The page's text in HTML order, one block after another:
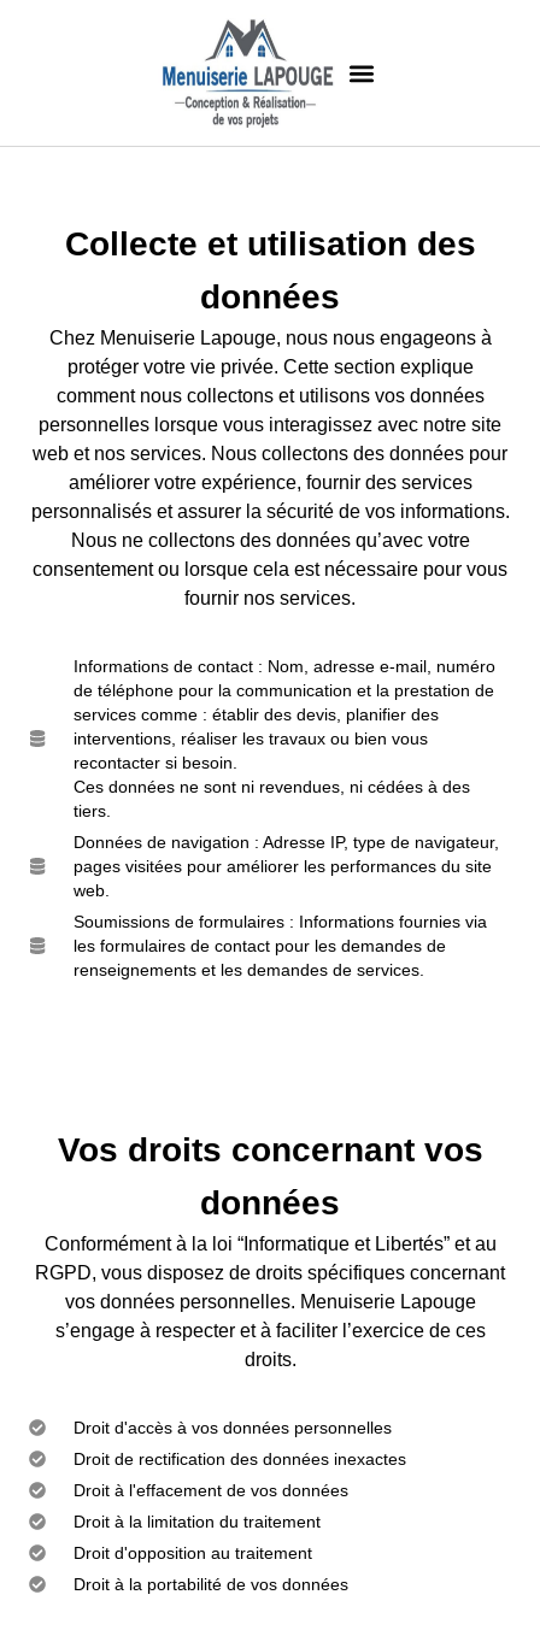
Collecte et utilisation des
données
Chez Menuiserie Lapouge, nous nous engageons à
protéger votre vie privée. Cette section explique
comment nous collectons et utilisons vos données
personnelles lorsque vous interagissez avec notre site
web et nos services. Nous collectons des données pour
améliorer votre expérience, fournir des services
personnalisés et assurer la sécurité de vos informations.
Nous ne collectons des données qu’avec votre
consentement ou lorsque cela est nécessaire pour vous
fournir nos services.
Informations de contact : Nom, adresse e-mail, numéro
de téléphone pour la communication et la prestation de
services comme : établir des devis, planifier des
interventions, réaliser les travaux ou bien vous
recontacter si besoin.
Ces données ne sont ni revendues, ni cédées à des
tiers.
Données de navigation : Adresse IP, type de navigateur,
pages visitées pour améliorer les performances du site
web.
Soumissions de formulaires : Informations fournies via
les formulaires de contact pour les demandes de
renseignements et les demandes de services.
Vos droits concernant vos
données
Conformément à la loi “Informatique et Libertés” et au
RGPD, vous disposez de droits spécifiques concernant
vos données personnelles. Menuiserie Lapouge
s’engage à respecter et à faciliter l’exercice de ces
droits.
Droit d'accès à vos données personnelles
Droit de rectification des données inexactes
Droit à l'effacement de vos données
Droit à la limitation du traitement
Droit d'opposition au traitement
Droit à la portabilité de vos données